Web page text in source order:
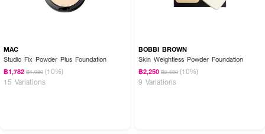
MAC
Studio Fix Powder Plus Foundation
฿1,782 ฿1,980 (10%)
15 Variations
BOBBI BROWN
Skin Weightless Powder Foundation
฿2,250 ฿2,500 (10%)
9 Variations